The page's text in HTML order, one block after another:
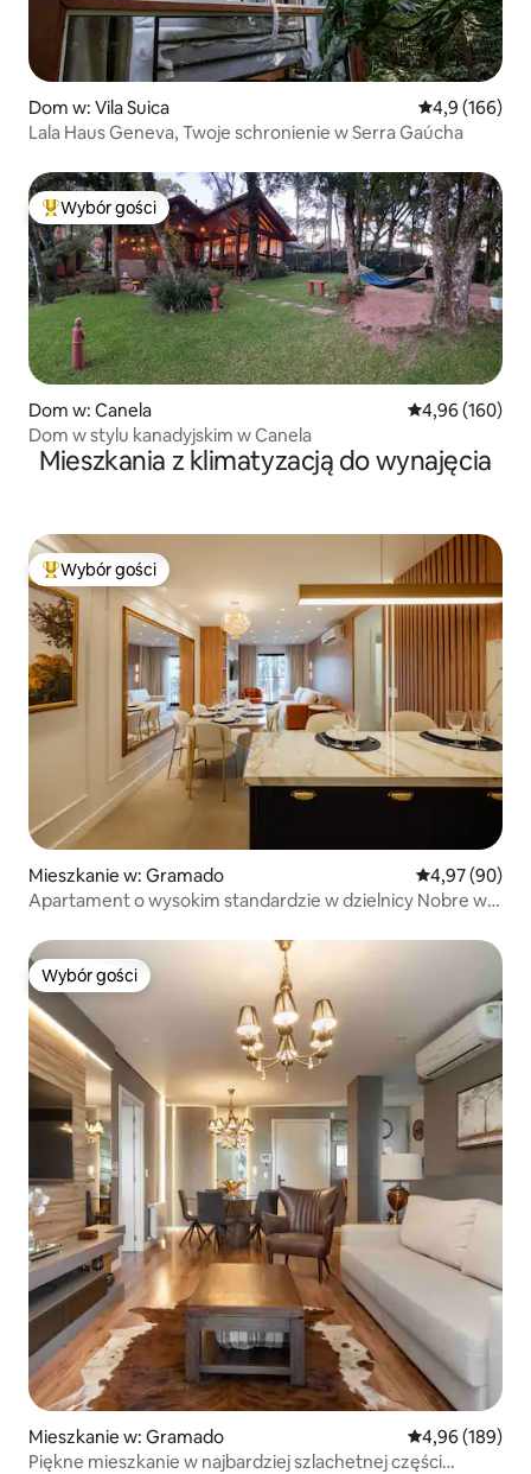
Dom w: Vila Suica Średnia
4,9 (166)
Lala Haus Geneva, Twoje schronienie w Serra Gaúcha
Najpopularniejsze z kategorii Wybór gości
Wybór gości
Dom w: Canela Średnia
4,96 (160)
Dom w stylu kanadyjskim w Canela
Mieszkania z klimatyzacją do wynajęcia
Najpopularniejsze z kategorii Wybór gości
Wybór gości
Mieszkanie w: Gramado Średnia
4,97 (90)
Apartament o wysokim standardzie w dzielnicy Nobre w
Wybór gości
Wybór gości
Mieszkanie w: Gramado Średnia
4,96 (189)
Piękne mieszkanie w najbardziej szlachetnej części